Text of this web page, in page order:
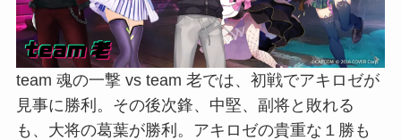
team 魂の一撃 vs team 老では、初戦でアキロゼが
見事に勝利。その後次鋒、中堅、副将と敗れる
も、大将の葛葉が勝利。アキロゼの貴重な１勝も